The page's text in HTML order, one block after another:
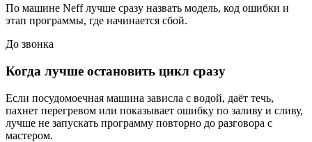
По машине Neff лучше сразу назвать модель, код ошибки и
этап программы, где начинается сбой.
До звонка
Когда лучше остановить цикл сразу
Если посудомоечная машина зависла с водой, даёт течь,
пахнет перегревом или показывает ошибку по заливу и сливу,
лучше не запускать программу повторно до разговора с
мастером.